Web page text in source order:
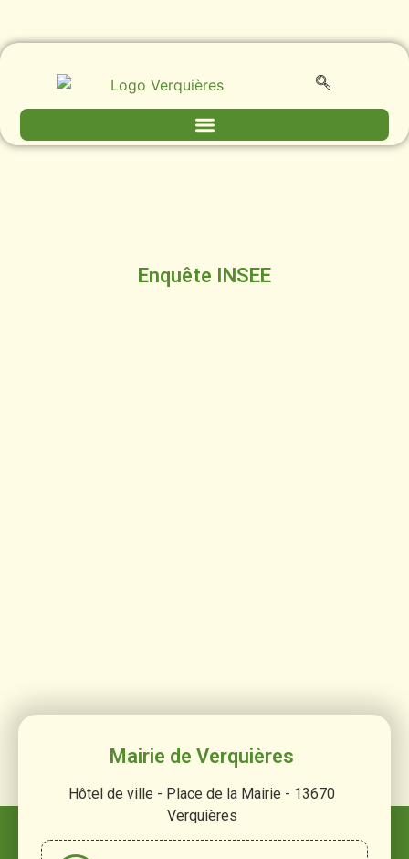
Enquête INSEE
Mairie de Verquières
Hôtel de ville - Place de la Mairie - 13670
Verquières